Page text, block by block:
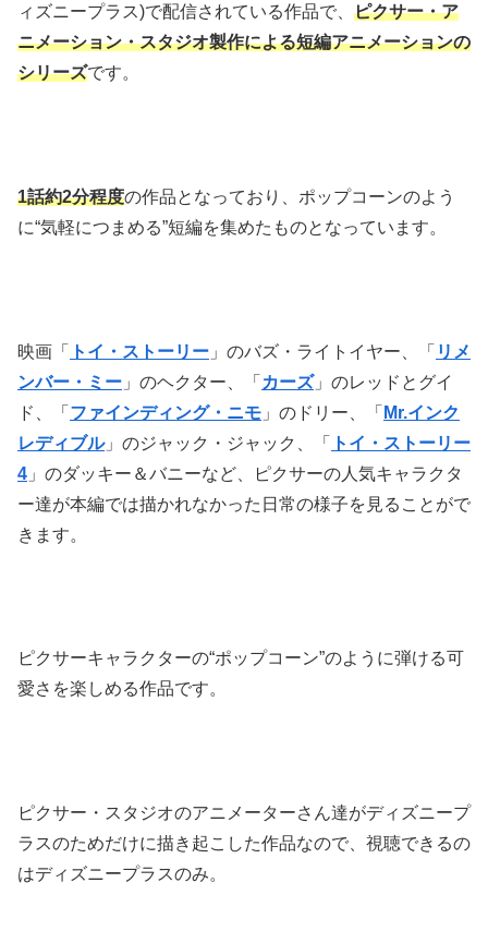
ィズニープラス)で配信されている作品で、 ピクサー・ア
ニメーション・スタジオ製作による短編アニメーションの
シリーズです。
1話約2分程度の作品となっており、ポップコーンのよう
に“気軽につまめる”短編を集めたものとなっています。
映画「 トイ・ストーリー 」のバズ・ライトイヤー、「 リメ
ンバー・ミー 」のヘクター、「 カーズ」のレッドとグイ
ド、「 ファインディング・ニモ 」のドリー、「 Mr.インク
レディブル」のジャック・ジャック、「
トイ・ストーリー
4 」のダッキー＆バニーなど、ピクサーの人気キャラクタ
ー達が本編では描かれなかった日常の様子を見ることがで
きます。
ピクサーキャラクターの“ポップコーン”のように弾ける可
愛さを楽しめる作品です。
ピクサー・スタジオのアニメーターさん達がディズニープ
ラスのためだけに描き起こした作品なので、視聴できるの
はディズニープラスのみ。